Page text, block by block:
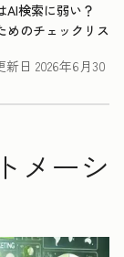
AI検索に弱い？
めのチェックリス
新日 2026年6月30
メーシ